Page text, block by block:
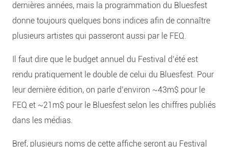
dernières années, mais la programmation du Bluesfest
donne toujours quelques bons indices afin de connaître
plusieurs artistes qui passeront aussi par le FEQ.
Il faut dire que le budget annuel du Festival d’été est
rendu pratiquement le double de celui du Bluesfest. Pour
leur dernière édition, on parle d’environ ~43m$ pour le
FEQ et ~21m$ pour le Bluesfest selon les chiffres publiés
dans les médias.
Bref, plusieurs noms de cette affiche seront au Festival